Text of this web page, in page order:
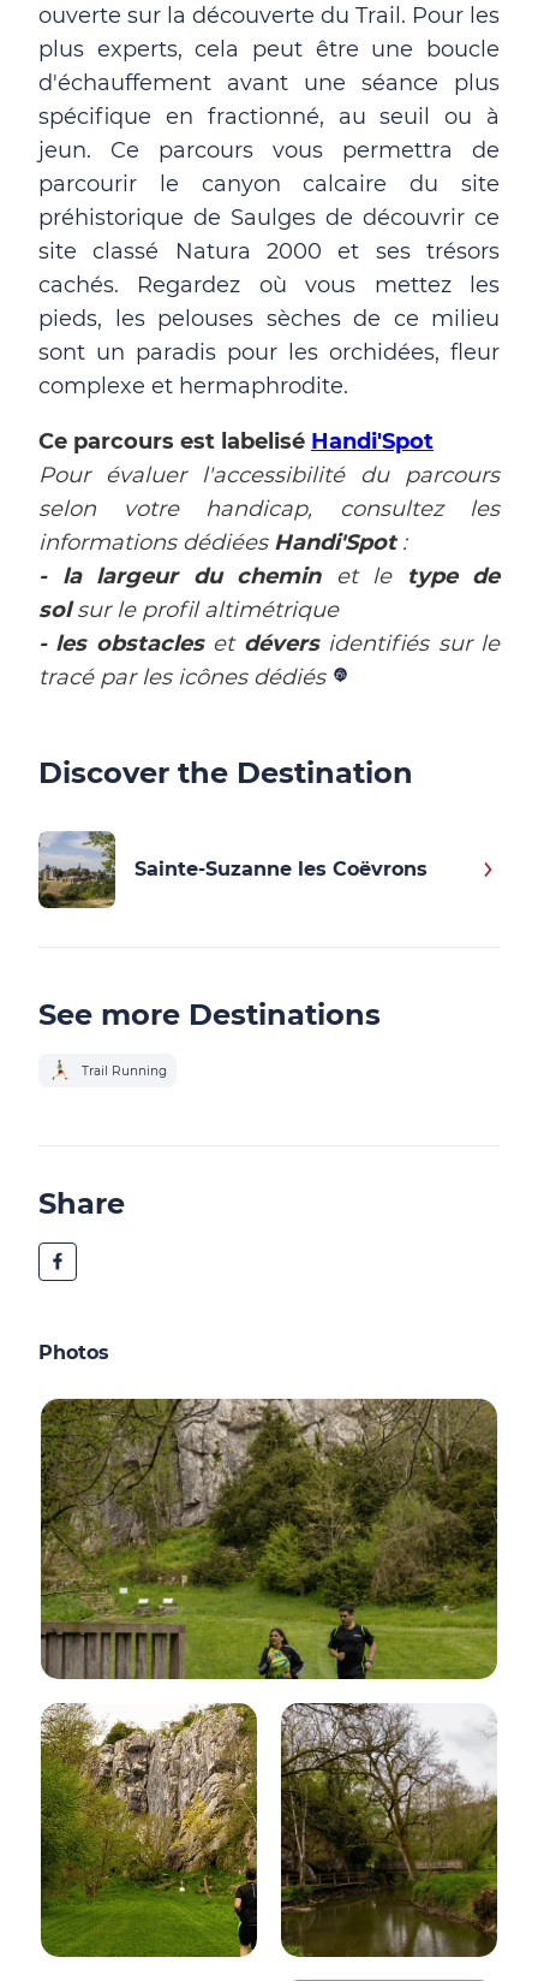
ouverte sur la découverte du Trail. Pour les
plus experts, cela peut être une boucle
d'échauffement avant une séance plus
spécifique en fractionné, au seuil ou à
jeun. Ce parcours vous permettra de
parcourir le canyon calcaire du site
préhistorique de Saulges de découvrir ce
site classé Natura 2000 et ses trésors
cachés. Regardez où vous mettez les
pieds, les pelouses sèches de ce milieu
sont un paradis pour les orchidées, fleur
complexe et hermaphrodite.
Ce parcours est labelisé Handi'Spot
Pour évaluer l'accessibilité du parcours
selon votre handicap, consultez les
informations dédiées Handi'Spot:
- la largeur du cheminet le
type de
solsur le profil altimétrique
- les obstacleset déversidentifiés sur le
tracé par les icônes dédiés
Discover the Destination
Sainte-Suzanne les Coëvrons
See more Destinations
Trail Running
Share
Photos